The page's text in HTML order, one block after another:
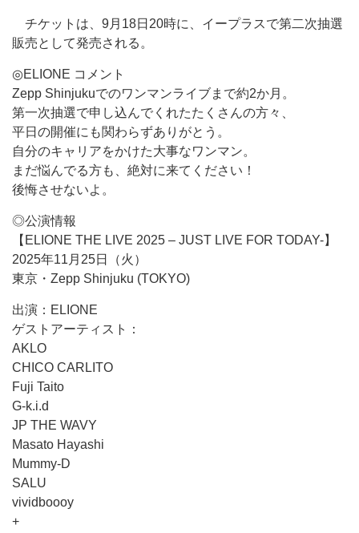
チケットは、9月18日20時に、イープラスで第二次抽選
販売として発売される。
◎ELIONE コメント
Zepp Shinjukuでのワンマンライブまで約2か月。
第一次抽選で申し込んでくれたたくさんの方々、
平日の開催にも関わらずありがとう。
自分のキャリアをかけた大事なワンマン。
まだ悩んでる方も、絶対に来てください！
後悔させないよ。
◎公演情報
【ELIONE THE LIVE 2025 – JUST LIVE FOR TODAY-】
2025年11月25日（火）
東京・Zepp Shinjuku (TOKYO)
出演：ELIONE
ゲストアーティスト：
AKLO
CHICO CARLITO
Fuji Taito
G-k.i.d
JP THE WAVY
Masato Hayashi
Mummy-D
SALU
vividboooy
+